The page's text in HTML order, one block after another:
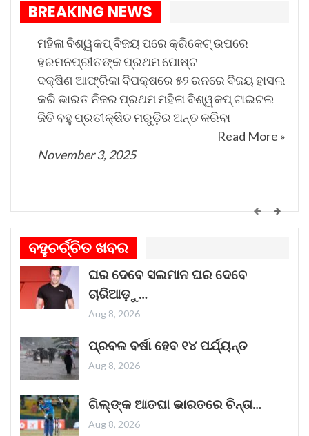
BREAKING NEWS
ମହିଳା ବିଶ୍ୱକପ୍ ବିଜୟ ପରେ କ୍ରିକେଟ୍ ଉପରେ
ହରମନପ୍ରୀତଙ୍କ ପ୍ରଥମ ପୋଷ୍ଟ
ଦକ୍ଷିଣ ଆଫ୍ରିକା ବିପକ୍ଷରେ ୫୨ ରନରେ ବିଜୟ ହାସଲ
କରି ଭାରତ ନିଜର ପ୍ରଥମ ମହିଳା ବିଶ୍ୱକପ୍ ଟାଇଟଲ
ଜିତି ବହୁ ପ୍ରତୀକ୍ଷିତ ମରୁଡ଼ିର ଅନ୍ତ କରିବା
Read More »
November 3, 2025
କେମିତି ଚାଲିଛି କଟକ ଐତିହାସିକ ବାଲିଯାତ୍ରା ପ୍ରସ୍ତୁତି
ଗୀତଟି କାନରେ ପଡ଼ିଲେ, ଆଖି ଆଗରେ ନାଚିଯାଏ
ଓଡ଼ିଶାର ନୌବାଣିଜ୍ୟ ପରମ୍ପରା । ଓଡ଼ିଶାର ପ୍ରାଚୀନ
ନାମ କଳିଙ୍ଗ । ପ୍ରାଚୀନ କଳିଙ୍ଗକୁ ସମୃଦ୍ଧ କରିଥିଲା
ନୌବାଣିଜ୍ୟ
November 1, 2025
“ଥମ୍ମା”ର ଏହି ରାକ୍ଷସ ଦର୍ଶକଙ୍କ ହୃଦୟ ଜିତିବାରେ
ଲାଗିଛି
ବହୁଚର୍ଚ୍ଚିତ ଖବର
ଘର ଦେବେ ସଲମାନ ଘର ଦେବେ
ଚାରିଆଡ଼ୁ…
Aug 8, 2026
ପ୍ରବଳ ବର୍ଷା ହେବ ୧୪ ପର୍ଯ୍ୟନ୍ତ
Aug 8, 2026
ଗିଲ୍‌ଙ୍କ ଆତଘା ଭାରତରେ ଚିନ୍ତା…
Aug 8, 2026